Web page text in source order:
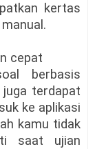
kertas
cepat
berbasis
terdapat
ke aplikasi
kamu tidak
saat ujian